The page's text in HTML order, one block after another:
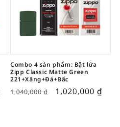
Combo 4 sản phẩm: Bật lửa
Zipp Classic Matte Green
221+Xăng+Đá+Bấc
1,040,000₫ 1,020,000 ₫